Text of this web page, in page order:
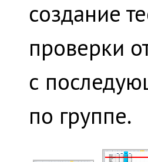
создание
проверки
с
по группе.